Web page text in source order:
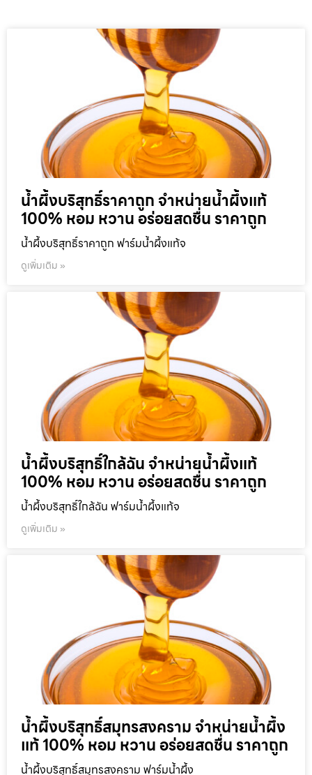
น้ำผึ้งบริสุทธิ์ราคาถูก จำหน่ายน้ำผึ้งแท้
100% หอม หวาน อร่อยสดชื่น ราคาถูก
น้ำผึ้งบริสุทธิ์ราคาถูก ฟาร์มน้ำผึ้งแท้จ
ดูเพิ่มเติม »
น้ำผึ้งบริสุทธิ์ใกล้ฉัน จำหน่ายน้ำผึ้งแท้
100% หอม หวาน อร่อยสดชื่น ราคาถูก
น้ำผึ้งบริสุทธิ์ใกล้ฉัน ฟาร์มน้ำผึ้งแท้จ
ดูเพิ่มเติม »
น้ำผึ้งบริสุทธิ์สมุทรสงคราม จำหน่ายน้ำผึ้ง
แท้ 100% หอม หวาน อร่อยสดชื่น ราคาถูก
น้ำผึ้งบริสุทธิ์สมุทรสงคราม ฟาร์มน้ำผึ้ง